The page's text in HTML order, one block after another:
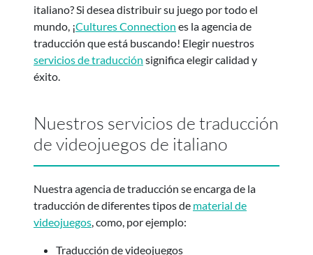
italiano? Si desea distribuir su juego por todo el
mundo, ¡Cultures Connection es la agencia de
traducción que está buscando! Elegir nuestros
servicios de traducción significa elegir calidad y
éxito.
Nuestros servicios de traducción
de videojuegos de italiano
Nuestra agencia de traducción se encarga de la
traducción de diferentes tipos de material de
videojuegos, como, por ejemplo:
Traducción de videojuegos